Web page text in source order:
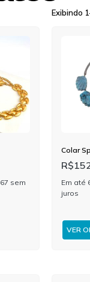
Exibindo
sem
Colar
R$
Em até
juros
VER